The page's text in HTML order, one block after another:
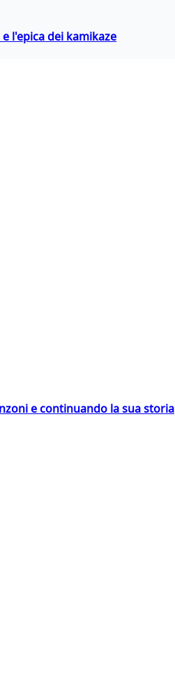
l'epica dei kamikaze
e continuando la sua storia